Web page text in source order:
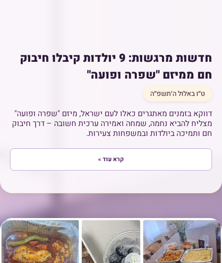
חדשות מרגשות: 9 יולדות קיבלו חיבוק
חם ממיזם "שפרה ופועה"
ט״ו באלול ה׳תשפ״ה
דווקא בזמנים מאתגרים כאלו לעם ישראל, מיזם "שפרה ופועה"
מצליח להביא נחמה, שמחה ואמירה ערכית חשובה – דרך חיבוק
חם ותמיכה ביולדות ובמשפחות צעירות.
קרא עוד »